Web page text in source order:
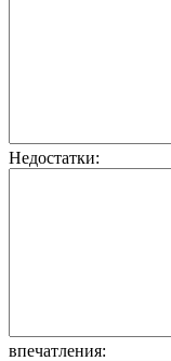
Недостатки:
впечатления: